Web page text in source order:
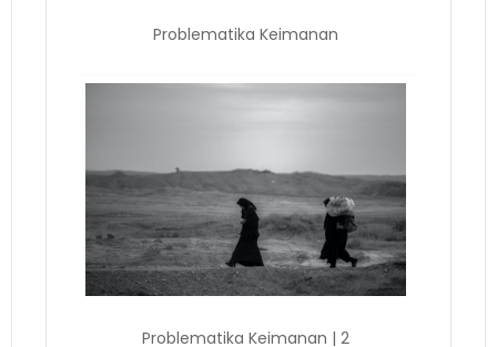
Problematika Keimanan
Problematika Keimanan | 2